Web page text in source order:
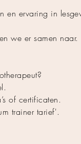
en ervaring in
we er samen naar.
of certificaten.
trainer tarief'.